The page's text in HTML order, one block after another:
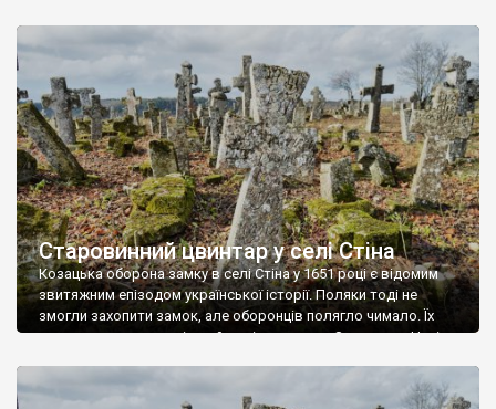
Старовинний цвинтар у селі Стіна
Козацька оборона замку в селі Стіна у 1651 році є відомим
звитяжним епізодом української історії. Поляки тоді не
змогли захопити замок, але оборонців полягло чимало. Їх
поховали на цвинтарі, який тоді називався Замковим. Нині на
ньому чимало хрестів 19 століття, є такі, де епітафії стер […]